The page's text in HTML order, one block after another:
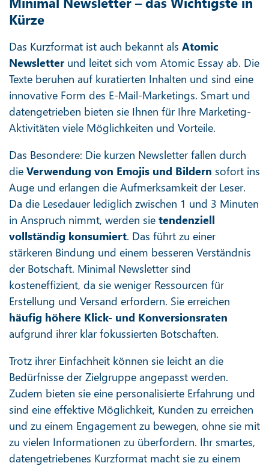
Kürze
Das Kurzformat ist auch bekannt als Atomic
Newsletter und leitet sich vom Atomic Essay ab. Die
Texte beruhen auf kuratierten Inhalten und sind eine
innovative Form des E-Mail-Marketings. Smart und
datengetrieben bieten sie Ihnen für Ihre Marketing-
Aktivitäten viele Möglichkeiten und Vorteile.
Das Besondere: Die kurzen Newsletter fallen durch
die Verwendung von Emojis und Bildern sofort ins
Auge und erlangen die Aufmerksamkeit der Leser.
Da die Lesedauer lediglich zwischen 1 und 3 Minuten
in Anspruch nimmt, werden sie tendenziell
vollständig konsumiert. Das führt zu einer
stärkeren Bindung und einem besseren Verständnis
der Botschaft. Minimal Newsletter sind
kosteneffizient, da sie weniger Ressourcen für
Erstellung und Versand erfordern. Sie erreichen
häufig höhere Klick- und Konversionsraten
aufgrund ihrer klar fokussierten Botschaften.
Trotz ihrer Einfachheit können sie leicht an die
Bedürfnisse der Zielgruppe angepasst werden.
Zudem bieten sie eine personalisierte Erfahrung und
sind eine effektive Möglichkeit, Kunden zu erreichen
und zu einem Engagement zu bewegen, ohne sie mit
zu vielen Informationen zu überfordern. Ihr smartes,
datengetriebenes Kurzformat macht sie zu einem